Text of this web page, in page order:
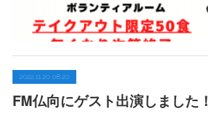
2022.11.20 08:20
FM仏向にゲスト出演しました！